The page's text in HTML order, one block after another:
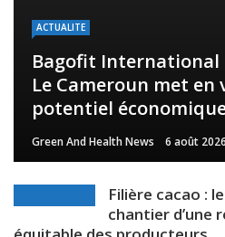
ACTUALITE
Bagofit International
Le Cameroun met
potentiel
Green And Health News 6 août 2026
Filière cacao :
chantier d’une